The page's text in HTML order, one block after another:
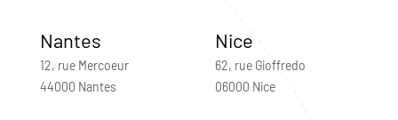
Nantes
12, rue Mercoeur
44000 Nantes
Nice
62, rue Gioffredo
06000 Nice